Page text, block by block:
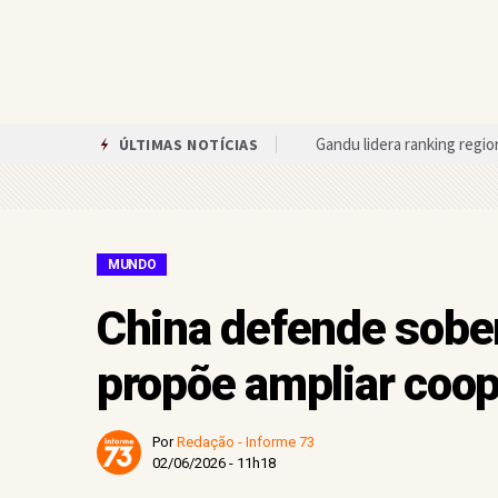
ÚLTIMAS NOTÍCIAS
Gandu lidera ranking
Assembleia de Deus em
Circuito das Artes
Única mulher candidata
MUNDO
China defende
propõe ampliar
PorRedação - Informe 73
02/06/2026 - 11h18